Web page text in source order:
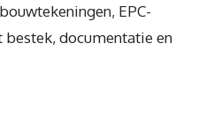
EPC-
bestek, documentatie en